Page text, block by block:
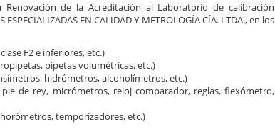
Renovación de la Acreditación al Laboratorio de calibración
ESPECIALIZADAS EN CALIDAD Y METROLOGÍA CÍA. LTDA., en los
F2 e inferiores, etc.)
pipetas volumétricas, etc.)
hidrómetros, alcoholímetros, etc.)
de rey, micrómetros, reloj comparador, reglas, flexómetro,
temporizadores, etc.)